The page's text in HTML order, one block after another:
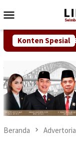
ke
kontenMobile
Konten Spesial
Mahakam FC
Beranda